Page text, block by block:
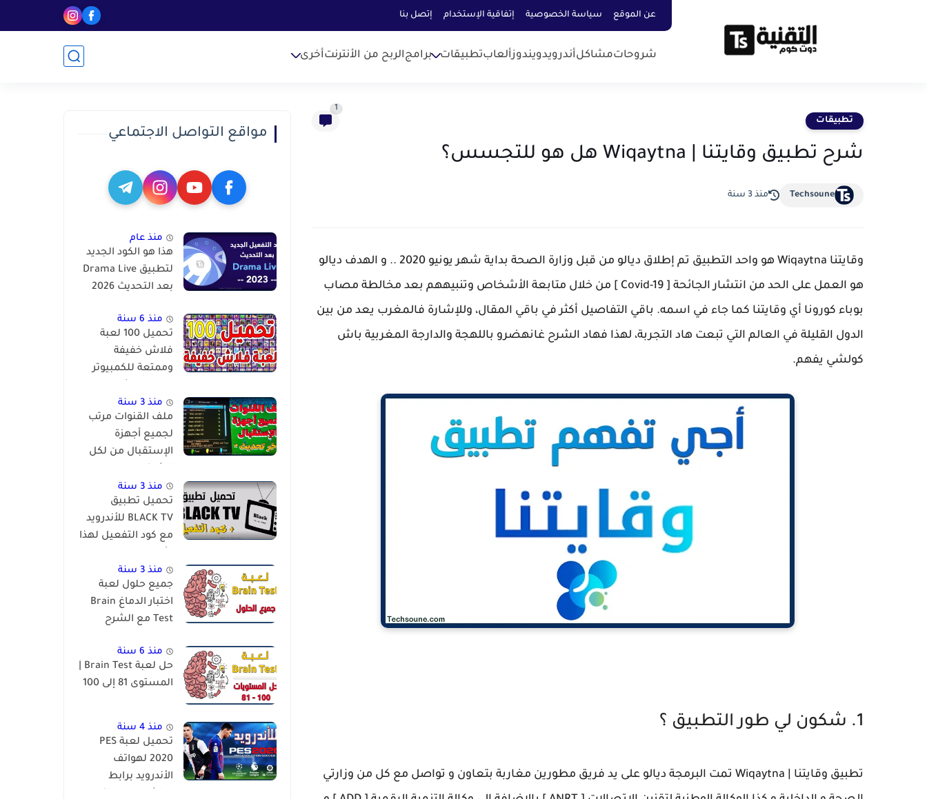
عن الموقع سياسة الخصوصية إتفاقية الإستخدام إتصل بنا
شروحاتمشاكلأندرويدويندوزألعابتطبيقات برامجالربح من الأنترنتأخرى
تطبيقات
1
شرح تطبيق وقايتنا | Wiqaytna هل هو للتجسس؟
Techsoune منذ 3 سنة
وقايتنا Wiqaytna هو واحد التطبيق تم إطلاق ديالو من قبل وزارة الصحة بداية شهر يونيو 2020 .. و الهدف ديالو
هو العمل على الحد من انتشار الجائحة [ Covid-19 ] من خلال متابعة الأشخاص وتنبيههم بعد مخالطة مصاب
بوباء كورونا أي وقايتنا كما جاء في اسمه. باقي التفاصيل أكثر في باقي المقال، وللإشارة فالمغرب يعد من بين
الدول القليلة في العالم التي تبعت هاد التجربة، لهذا فهاد الشرح غانهضرو باللهجة والدارجة المغربية باش
كولشي يفهم.
1. شكون لي طور التطبيق ؟
تطبيق وقايتنا | Wiqaytna تمت البرمجة ديالو على يد فريق مطورين مغاربة بتعاون و تواصل مع كل من وزارتي
مواقع التواصل الاجتماعي
منذ عام
هذا هو الكود الجديد
لتطبيق Drama Live
بعد التحديث 2026
منذ 6 سنة
تحميل 100 لعبة
فلاش خفيفة
وممتعة للكمبيوتر
منذ 3 سنة
ملف القنوات مرتب
لجميع أجهزة
الإستقبال من لكل
والمعالجات
منذ 3 سنة
تحميل تطبيق
BLACK TV للأندرويد
مع كود التفعيل لهذا
منذ 3 سنة
جميع حلول لعبة
اختبار الدماغ Brain
Test مع الشرح
منذ 6 سنة
المستوى 81 إلى 100
منذ 4 سنة
تحميل لعبة PES
2020 لهواتف
الأندرويد برابط